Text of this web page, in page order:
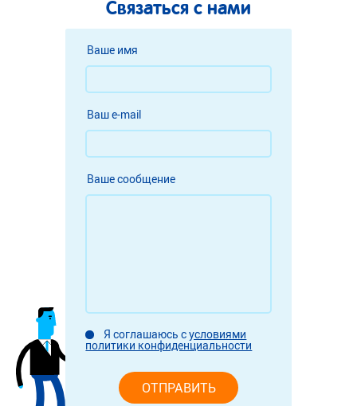
Связаться с нами
Ваше имя
Ваш e-mail
Ваше сообщение
Я соглашаюсьсусловиями
политики конфиденциальности
ОТПРАВИТЬ